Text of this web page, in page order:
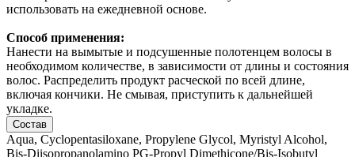
использовать на ежедневной основе.
Способ применения:
Нанести на вымытые и подсушенные полотенцем волосы в
необходимом количестве, в зависимости от длины и состояния
волос. Распределить продукт расческой по всей длине,
включая кончики. Не смывая, приступить к дальнейшей
укладке.
Состав
Aqua, Cyclopentasiloxane, Propylene Glycol, Myristyl Alcohol,
Bis-Diisopropanolamino PG-Propyl Dimethicone/Bis-Isobutyl